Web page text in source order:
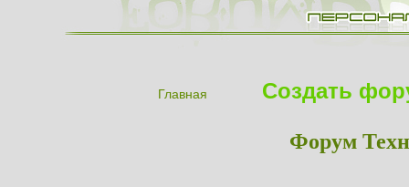
Главная Создать
Форум